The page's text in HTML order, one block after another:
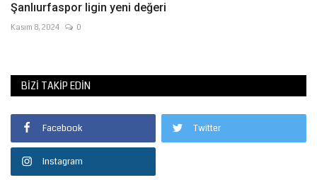
Şanlıurfaspor ligin yeni değeri
Kasım 8, 2024 0
BIZI TAKIP EDIN
Facebook Twitter
Instagram